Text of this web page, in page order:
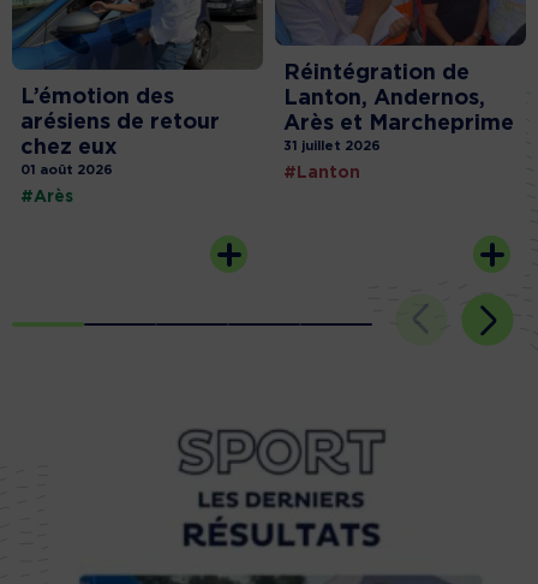
L’émotion des
arésiens de retour
chez eux
01 août 2026
#Arès
Réintégration de
Lanton, Andernos,
Arès et Marcheprime
31 juillet 2026
#Lanton